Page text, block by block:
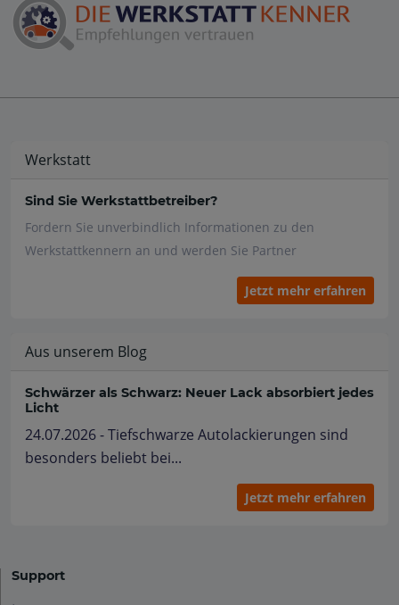
Werkstatt
Sind Sie Werkstattbetreiber?
Fordern Sie unverbindlich Informationen zu den
Werkstattkennern an und werden Sie Partner
Jetzt mehr erfahren
Aus unserem Blog
Schwärzer als Schwarz: Neuer Lack absorbiert jedes
Licht
24.07.2026 - Tiefschwarze Autolackierungen sind
besonders beliebt bei...
Jetzt mehr erfahren
Support